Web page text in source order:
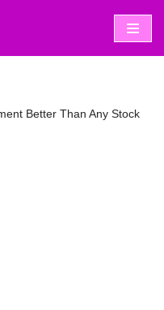
Better Than Any Stock